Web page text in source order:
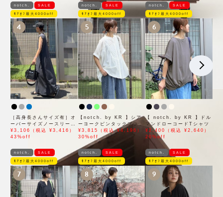
notch. SALE
ﾓｱｵﾌ最大4000off
4
［高身長さんサイズ有］オ
ーバーサイズノースリーブ
ワンピース
¥3,106（税込 ¥3,416）
43%off
notch. SALE
ﾓｱｵﾌ最大4000off
5
【notch. by KR 】シア
ーヨークピンタックブラウ
ス
¥3,815（税込 ¥4,196）
30%off
notch. SALE
ﾓｱｵﾌ最大4000off
6
【 notch. by KR 】ドル
マンドローコードTシャツ
¥2,400（税込 ¥2,640）
20%off
notch. SALE
ﾓｱｵﾌ最大4000off
7
notch. SALE
ﾓｱｵﾌ最大4000off
8
notch. SALE
ﾓｱｵﾌ最大4000off
9